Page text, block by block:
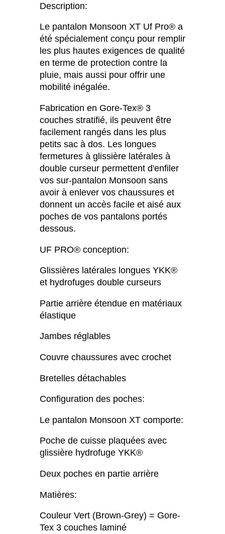
Description:
Le pantalon Monsoon XT Uf Pro® a
été spécialement conçu pour remplir
les plus hautes exigences de qualité
en terme de protection contre la
pluie, mais aussi pour offrir une
mobilité inégalée.
Fabrication en Gore-Tex® 3
couches stratifié, ils peuvent être
facilement rangés dans les plus
petits sac à dos. Les longues
fermetures à glissière latérales à
double curseur permettent d'enfiler
vos sur-pantalon Monsoon sans
avoir à enlever vos chaussures et
donnent un accès facile et aisé aux
poches de vos pantalons portés
dessous.
UF PRO® conception:
Glissières latérales longues YKK®
et hydrofuges double curseurs
Partie arrière étendue en matériaux
élastique
Jambes réglables
Couvre chaussures avec crochet
Bretelles détachables
Configuration des poches:
Le pantalon Monsoon XT comporte:
Poche de cuisse plaquées avec
glissière hydrofuge YKK®
Deux poches en partie arrière
Matières:
Couleur Vert (Brown-Grey) = Gore-
Tex 3 couches laminé